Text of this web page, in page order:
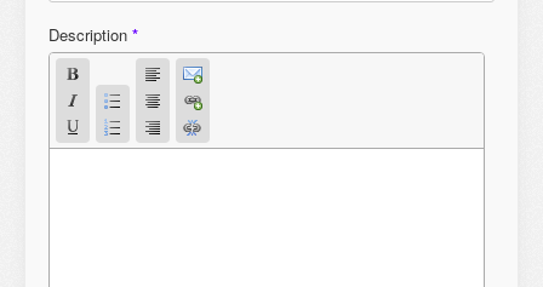
Description *